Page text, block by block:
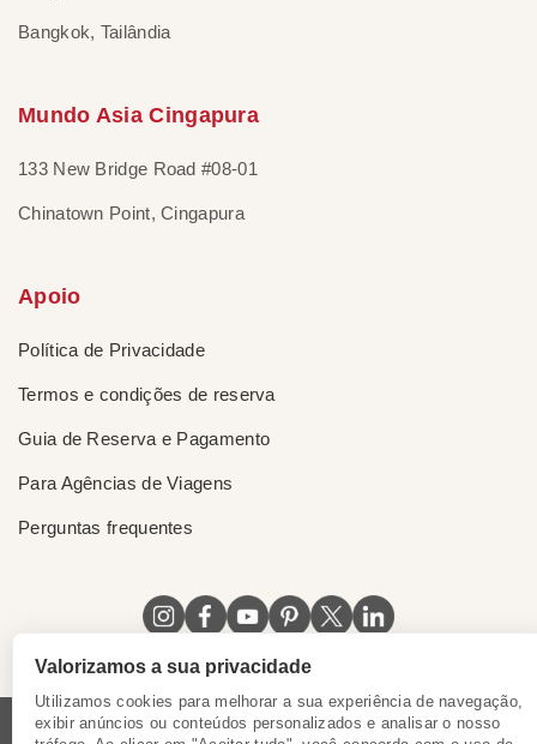
Bangkok, Tailândia
Mundo Asia Cingapura
133 New Bridge Road #08-01
Chinatown Point, Cingapura
Apoio
Política de Privacidade
Termos e condições de reserva
Guia de Reserva e Pagamento
Para Agências de Viagens
Perguntas frequentes
Valorizamos a sua privacidade
Utilizamos cookies para melhorar a sua experiência de navegação,
exibir anúncios ou conteúdos personalizados e analisar o nosso